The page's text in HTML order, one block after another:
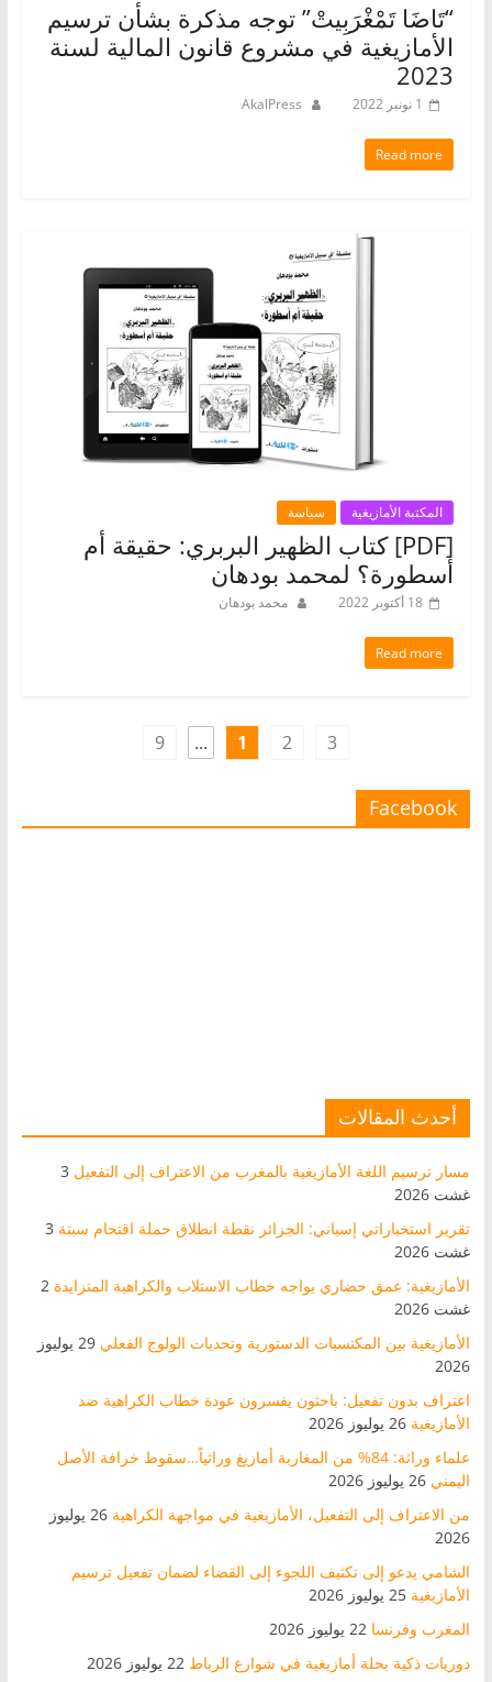
“تَاضَا تَمْغْرَبِيتْ” توجه مذكرة بشأن ترسيم
الأمازيغية في مشروع قانون المالية لسنة
2023
1 نونبر 2022 AkalPress
Read more
المكتبة الأمازيغية سياسة
[PDF] كتاب الظهير البربري: حقيقة أم
أسطورة؟ لمحمد بودهان
18 أكتوبر 2022 محمد بودهان
Read more
1 2 3
...
9
Facebook
أحدث المقالات
مسار ترسيم اللغة الأمازيغية بالمغرب من الاعتراف إلى التفعيل 3
غشت 2026
تقرير استخباراتي إسباني: الجزائر نقطة انطلاق حملة اقتحام سبتة 3
غشت 2026
الأمازيغية: عمق حضاري يواجه خطاب الاستلاب والكراهية المتزايدة 2
غشت 2026
الأمازيغية بين المكتسبات الدستورية وتحديات الولوج الفعلي
29 يوليوز
2026
اعتراف بدون تفعيل: باحثون يفسرون عودة خطاب الكراهية ضد
الأمازيغية 26 يوليوز 2026
علماء وراثة: 84% من المغاربة أمازيغ وراثياً…سقوط خرافة الأصل
اليمني 26 يوليوز 2026
من الاعتراف إلى التفعيل، الأمازيغية في مواجهة الكراهية
26 يوليوز
2026
الشامي يدعو إلى تكثيف اللجوء إلى القضاء لضمان تفعيل ترسيم
الأمازيغية 25 يوليوز 2026
المغرب وفرنسا 22 يوليوز 2026
دوريات ذكية بحلة أمازيغية في شوارع الرباط 22 يوليوز 2026